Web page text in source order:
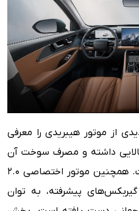
از موتور هیبریدی را معرفی
بالایی داشته و مصرف سوخت آن
حدود ۲ لیتر در ۱۰۰ کیلومتر است. همچنین موتور اختصاصی ۲.۰
پیشرفته، به توان